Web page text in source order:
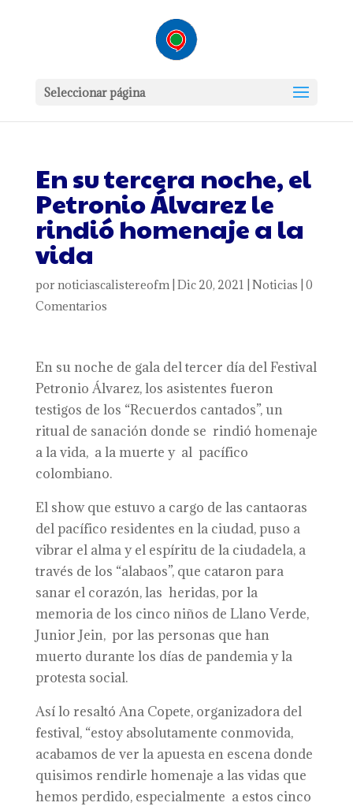
Seleccionar página
En su tercera noche, el
Petronio Álvarez le
rindió homenaje a la
vida
por noticiascalistereofm| Dic 20, 2021 Noticias 0
Comentarios
En su noche de gala del tercer día del Festival
Petronio Álvarez, los asistentes fueron
testigos de los “Recuerdos cantados”, un
ritual de sanación donde se rindió homenaje
a la vida, a la muerte y al pacífico
colombiano.
El show que estuvo a cargo de las cantaoras
del pacífico residentes en la ciudad, puso a
vibrar el alma y el espíritu de la ciudadela, a
través de los “alabaos”, que cataron para
sanar el corazón, las heridas, por la
memoria de los cinco niños de Llano Verde,
Junior Jein, por las personas que han
muerto durante los días de pandemia y la
protesta social.
Así lo resaltó Ana Copete, organizadora del
festival, “estoy absolutamente conmovida,
acabamos de ver la apuesta en escena donde
quisimos rendirle homenaje a las vidas que
hemos perdido, especialmente a estos cinco